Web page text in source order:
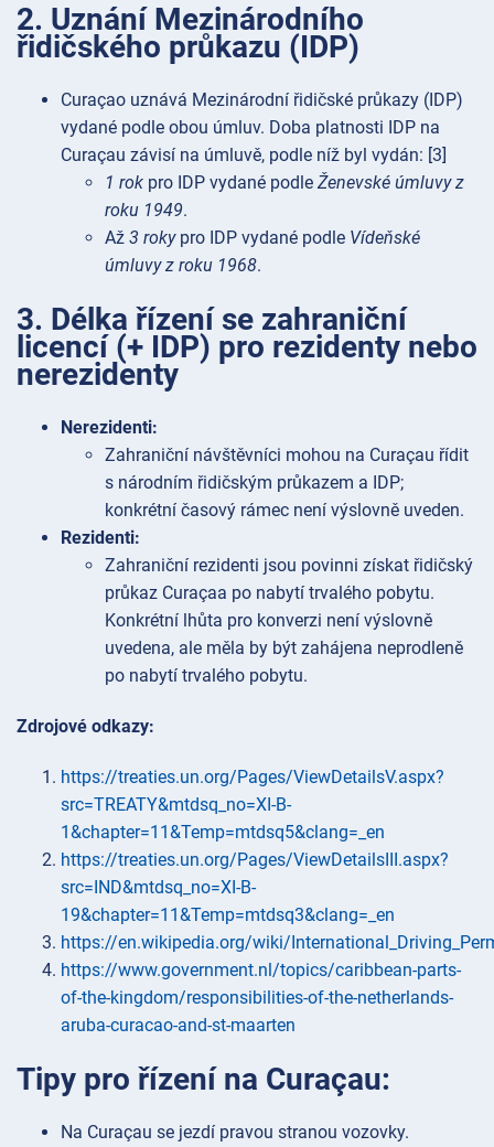
2. Uznání Mezinárodního
řidičského průkazu (IDP)
Curaçao uznává Mezinárodní řidičské průkazy (IDP)
vydané podle obou úmluv. Doba platnosti IDP na
Curaçau závisí na úmluvě, podle níž byl vydán: [3]
1 rok pro IDP vydané podle Ženevské úmluvy z
roku 1949.
Až 3 rokypro IDP vydané podle Vídeňské
úmluvy z roku 1968.
3. Délka řízení se zahraniční
licencí (+ IDP) pro rezidenty nebo
nerezidenty
Nerezidenti:
Zahraniční návštěvníci mohou na Curaçau řídit
s národním řidičským průkazem a IDP;
konkrétní časový rámec není výslovně uveden.
Rezidenti:
Zahraniční rezidenti jsou povinni získat řidičský
průkaz Curaçaa po nabytí trvalého pobytu.
Konkrétní lhůta pro konverzi není výslovně
uvedena, ale měla by být zahájena neprodleně
po nabytí trvalého pobytu.
Zdrojové odkazy:
https://treaties.un.org/Pages/ViewDetailsV.aspx?
src=TREATY&mtdsq_no=XI-B-
1&chapter=11&Temp=mtdsq5&clang=_en
https://treaties.un.org/Pages/ViewDetailsIII.aspx?
src=IND&mtdsq_no=XI-B-
19&chapter=11&Temp=mtdsq3&clang=_en
https://en.wikipedia.org/wiki/
https://www.government.nl/topics/caribbean-parts-
of-the-kingdom/responsibilities-of-the-netherlands-
aruba-curacao-and-st-maarten
Tipy pro řízení na Curaçau:
Na Curaçau se jezdí pravou stranou vozovky.